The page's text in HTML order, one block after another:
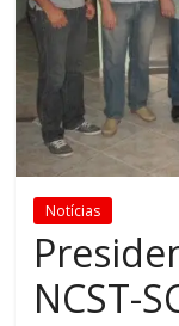
Notícias
NCST-